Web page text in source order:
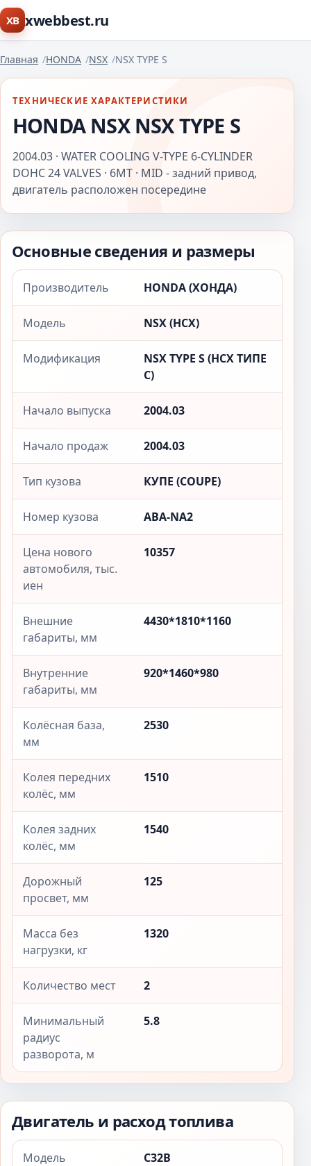
XB xwebbest.ru
Главная HONDA NSX NSX TYPE S
ТЕХНИЧЕСКИЕ ХАРАКТЕРИСТИКИ
HONDA NSX NSX TYPE S
2004.03 · WATER COOLING V-TYPE 6-CYLINDER
DOHC 24 VALVES · 6MT · MID - задний привод,
двигатель расположен посередине
Основные сведения и размеры
Производитель HONDA (ХОНДА)
Модель NSX (НСX)
Модификация
NSX TYPE S (НСX ТИПЕ
С)
Начало выпуска 2004.03
Начало продаж 2004.03
Тип кузова КУПЕ (COUPE)
Номер кузова ABA-NA2
Цена нового
автомобиля, тыс.
иен
10357
Внешние
габариты, мм
4430*1810*1160
Внутренние
габариты, мм
920*1460*980
Колёсная база,
мм
2530
Колея передних
колёс, мм
1510
Колея задних
колёс, мм
1540
Дорожный
просвет, мм
125
Масса без
нагрузки, кг
1320
Количество мест 2
Минимальный
радиус
разворота, м
5.8
Двигатель и расход топлива
Модель
C32B